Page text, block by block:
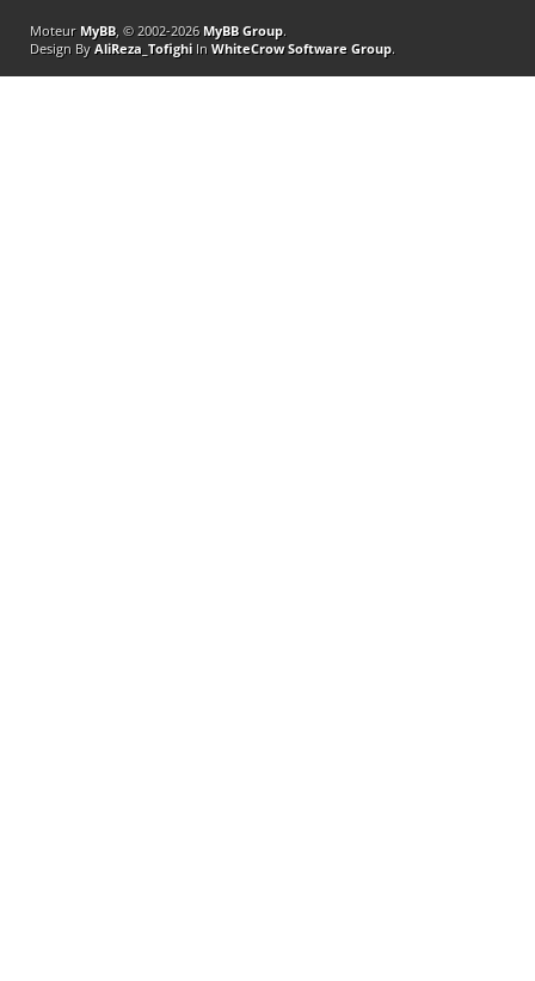
Moteur MyBB, © 2002-2026 MyBB Group.
Design By AliReza_TofighiIn WhiteCrow Software Group.